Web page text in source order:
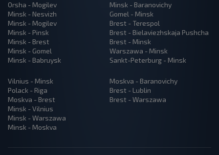
Orsha - Mogilev
Minsk - Nesvizh
Minsk - Mogilev
Minsk - Pinsk
Minsk - Brest
Minsk - Gomel
Minsk - Babruysk
Minsk - Baranovichy
Gomel - Minsk
Brest - Terespol
Brest - Bielaviezhskaja Pushcha
Brest - Minsk
Warszawa - Minsk
Sankt-Peterburg - Minsk
Vilnius - Minsk
Polack - Riga
Moskva - Brest
Minsk - Vilnius
Minsk - Warszawa
Minsk - Moskva
Moskva - Baranovichy
Brest - Lublin
Brest - Warszawa